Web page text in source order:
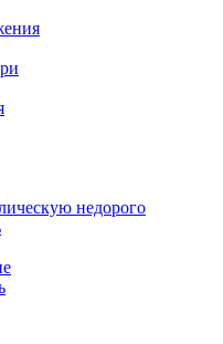
недорого